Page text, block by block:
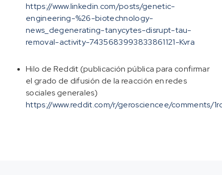
https://www.linkedin.com/posts/genetic-
engineering-%26-biotechnology-
news_degenerating-tanycytes-disrupt-tau-
removal-activity-7435683993833861121-Kvra
Hilo de Reddit (publicación pública para confirmar
el grado de difusión de la reacción en redes
sociales generales)
https://www.reddit.com/r/gerosciencee/comments/